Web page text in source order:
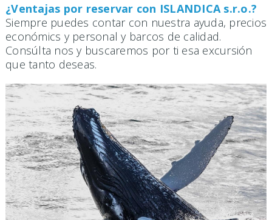
¿Ventajas por reservar con ISLANDICA s.r.o.?
Siempre puedes contar con nuestra ayuda, precios
económics y personal y barcos de calidad.
Consúlta nos y buscaremos por ti esa excursión
que tanto deseas.